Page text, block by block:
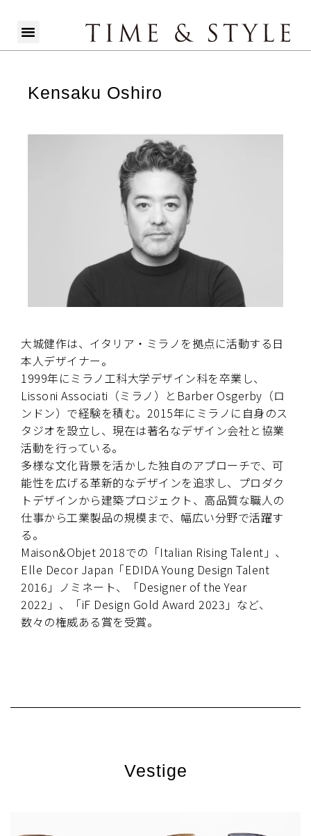
Kensaku Oshiro
大城健作は、イタリア・ミラノを拠点に活動する日
本人デザイナー。
1999年にミラノ工科大学デザイン科を卒業し、
Lissoni Associati（ミラノ）とBarber Osgerby（ロ
ンドン）で経験を積む。2015年にミラノに自身のス
タジオを設立し、現在は著名なデザイン会社と協業
活動を行っている。
多様な文化背景を活かした独自のアプローチで、可
能性を広げる革新的なデザインを追求し、プロダク
トデザインから建築プロジェクト、高品質な職人の
仕事から工業製品の規模まで、幅広い分野で活躍す
る。
Maison&Objet 2018での「Italian Rising Talent」、
Elle Decor Japan「EDIDA Young Design Talent
2016」ノミネート、「Designer of the Year
2022」、「iF Design Gold Award 2023」など、
数々の権威ある賞を受賞。
Vestige